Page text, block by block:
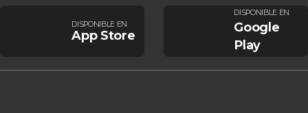
DISPONIBLE EN
App Store
DISPONIBLE EN
Google
Play